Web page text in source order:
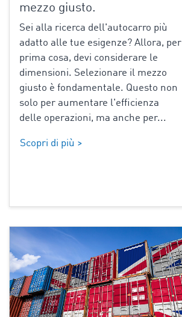
mezzo giusto.
Sei alla ricerca dell'autocarro più
adatto alle tue esigenze? Allora, per
prima cosa, devi considerare le
dimensioni. Selezionare il mezzo
giusto è fondamentale. Questo non
solo per aumentare l'efficienza
delle operazioni, ma anche per...
Scopri di più >